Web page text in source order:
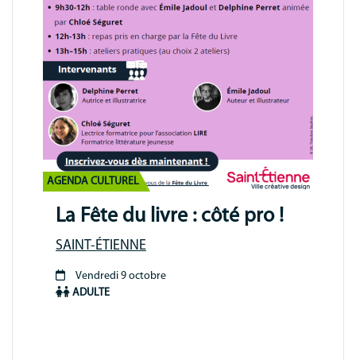
AGENDA CULTUREL
La Fête du livre : côté pro !
SAINT-ÉTIENNE
Période
Vendredi 9 octobre
ADULTE